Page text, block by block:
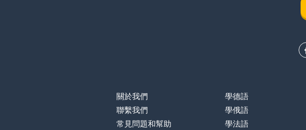
關於我們
聯繫我們
常見問題和幫助
學德語
學俄語
學法語